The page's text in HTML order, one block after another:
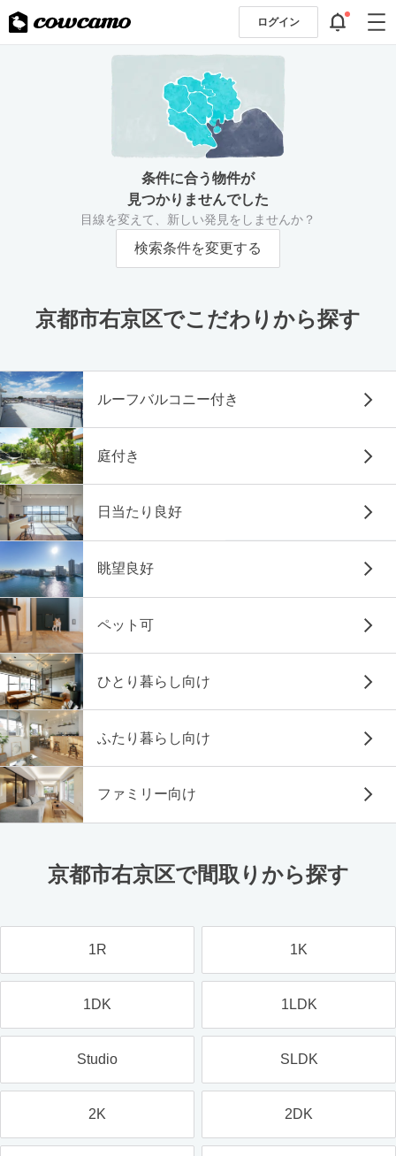
ログイン
条件に合う物件が
見つかりませんでした
目線を変えて、新しい発見をしませんか？
検索条件を変更する
京都市右京区でこだわりから探す
ルーフバルコニー付き
庭付き
日当たり良好
眺望良好
ペット可
ひとり暮らし向け
ふたり暮らし向け
ファミリー向け
京都市右京区で間取りから探す
1R 1K
1DK 1LDK
Studio SLDK
2K 2DK